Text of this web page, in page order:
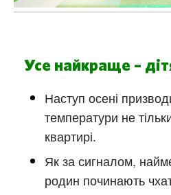
Усе найкраще –
Наступ осені
температури не
квартирі.
Як за сигналом,
родин починають